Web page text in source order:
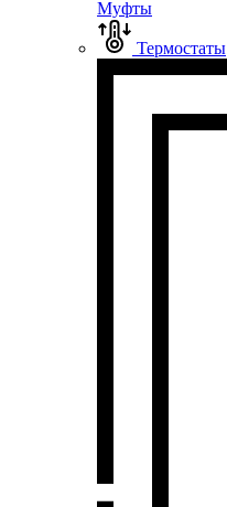
Муфты
Термостаты